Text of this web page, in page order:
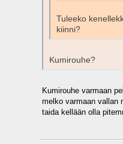
Tuleeko
kiinni?
Kumirouhe?
Kumirouhe varmaan
melko varmaan vallan
taida kellään olla